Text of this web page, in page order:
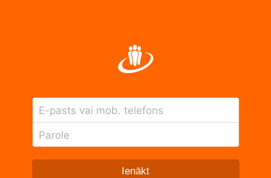
E-pasts vai mob. telefons
Parole
Ienākt